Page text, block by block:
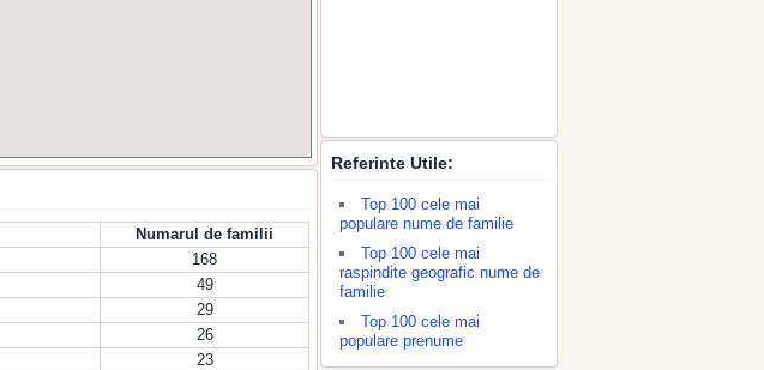
Numarul de familii
168
49
29
26
23
Referinte Utile:
Top 100 cele mai
populare nume de familie
Top 100 cele mai
raspindite geografic nume de
familie
Top 100 cele mai
populare prenume